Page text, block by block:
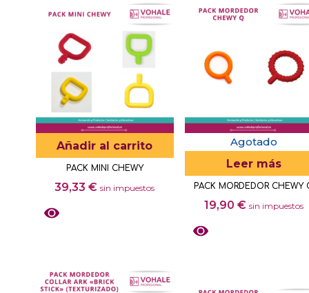
Añadir al carrito
PACK MINI CHEWY
39,33€ sin impuestos
Agotado
Leer más
PACK MORDEDOR CHEWY
19,90€ sin impuestos